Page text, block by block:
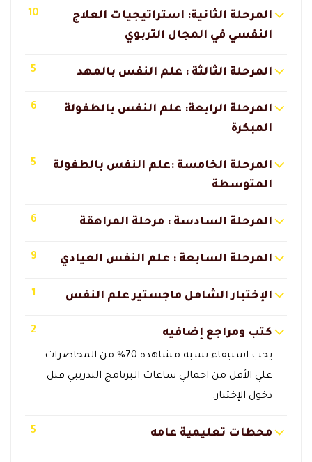
المرحلة الثانية: استراتيجيات العلاج
النفسي في المجال التربوي
10
المرحلة الثالثة : علم النفس بالمهد 5
المرحلة الرابعة: علم النفس بالطفولة
المبكرة
6
المرحلة الخامسة :علم النفس بالطفولة
المتوسطة
5
المرحلة السادسة : مرحلة المراهقة 6
المرحلة السابعة : علم النفس العيادي 9
الإختبار الشامل ماجستير علم النفس 1
كتب ومراجع إضافيه
يجب استيفاء نسبة مشاهدة 70% من المحاضرات
علي الأقل من اجمالي ساعات البرنامج التدريبي قبل
دخول الإختبار.
2
محطات تعليمية عامه 5